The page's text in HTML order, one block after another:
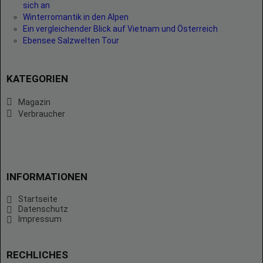
sich an
Winterromantik in den Alpen
Ein vergleichender Blick auf Vietnam und Österreich
Ebensee Salzwelten Tour
KATEGORIEN
Magazin
Verbraucher
INFORMATIONEN
Startseite
Datenschutz
Impressum
RECHLICHES